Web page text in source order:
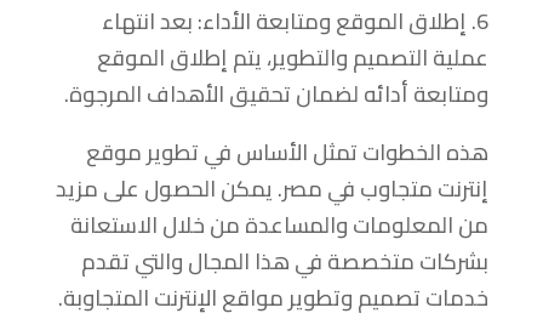
6. إطلاق الموقع ومتابعة الأداء: بعد انتهاء
عملية التصميم والتطوير، يتم إطلاق الموقع
ومتابعة أدائه لضمان تحقيق الأهداف المرجوة.
هذه الخطوات تمثل الأساس في تطوير موقع
إنترنت متجاوب في مصر. يمكن الحصول على مزيد
من المعلومات والمساعدة من خلال الاستعانة
بشركات متخصصة في هذا المجال والتي تقدم
خدمات تصميم وتطوير مواقع الإنترنت المتجاوبة.